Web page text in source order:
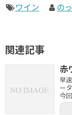
ワイン の
関連記事
赤
早
ー
今